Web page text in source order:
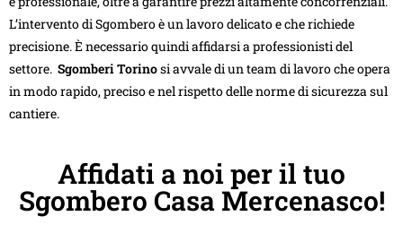
L’intervento di Sgombero è un lavoro delicato e che richiede
precisione. È necessario quindi affidarsi a professionisti del
settore. Sgomberi Torinosi avvale di un team di lavoro che opera
in modo rapido, preciso e nel rispetto delle norme di sicurezza sul
cantiere.
Affidati a noi per il tuo
Sgombero Casa Mercenasco!